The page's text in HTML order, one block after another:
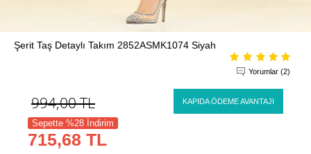
Şerit Taş Detaylı Takım 2852ASMK1074 Siyah
Yorumlar (2)
994,00TL KAPIDA ÖDEME AVANTAJI
Sepette %28 İndirim
715,68 TL